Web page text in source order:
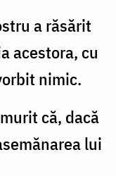
a răsărit
acestora, cu
nimic.
că, dacă
lui